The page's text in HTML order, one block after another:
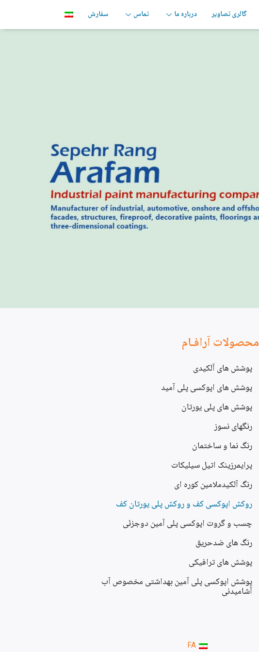
گالری تصاویر درباره ما تماس سفارش
محصولات آرافـام
پوشش های آلکیدی
پوشش های اپوکسی پلی آمید
پوشش های پلی یورتان
رنگهای نسوز
رنگ نما و ساختمان
پرایمرزینک اتیل سیلیکات
رنگ آلکیدملامین کوره ای
روکش اپوکسی کف و روکش پلی یورتان کف
چسب و گروت اپوکسی پلی آمین دوجزئی
رنگ های ضدحریق
پوشش های ترافیکی
پوشش اپوکسی پلی آمین بهداشتی مخصوص آب
آشامیدنی
FA